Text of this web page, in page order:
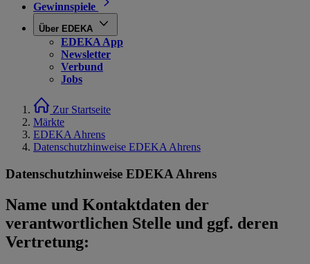
Gewinnspiele
Über EDEKA
EDEKA App
Newsletter
Verbund
Jobs
Zur Startseite
Märkte
EDEKA Ahrens
Datenschutzhinweise EDEKA Ahrens
Datenschutzhinweise EDEKA Ahrens
Name und Kontaktdaten der
verantwortlichen Stelle und ggf. deren
Vertretung: